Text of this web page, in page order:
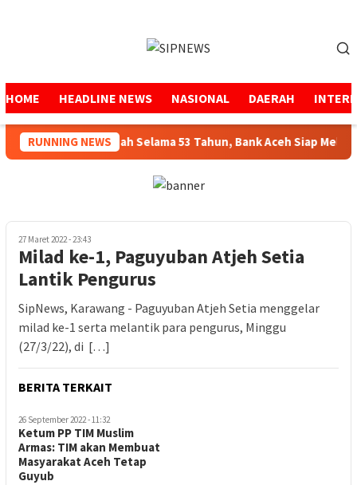
HOME HEADLINE NEWS NASIONAL DAERAH
RUNNING NEWS
Menjaga Amanah Selama 53 Tahun, Bank Aceh Siap
27 Maret 2022 - 23:43
Milad ke-1, Paguyuban Atjeh Setia
Lantik Pengurus
SipNews, Karawang - Paguyuban Atjeh Setia menggelar
milad ke-1 serta melantik para pengurus, Minggu
(27/3/22), di […]
BERITA TERKAIT
26 September 2022 - 11:32
Ketum PP TIM Muslim
Armas: TIM akan Membuat
Masyarakat Aceh Tetap
Guyub